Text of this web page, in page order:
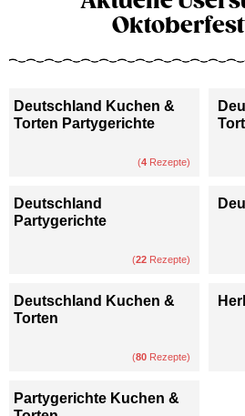
Deutschland Kuchen &
Torten Partygerichte
(4 Rezepte)
Deutschland
Partygerichte
(22 Rezepte)
Deutschland Kuchen &
Torten
(80 Rezepte)
Partygerichte Kuchen &